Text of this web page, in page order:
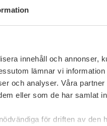
innehåll och annonser,
lämnar vi
och analyser. Våra
eller som de har samlat
för driften av den